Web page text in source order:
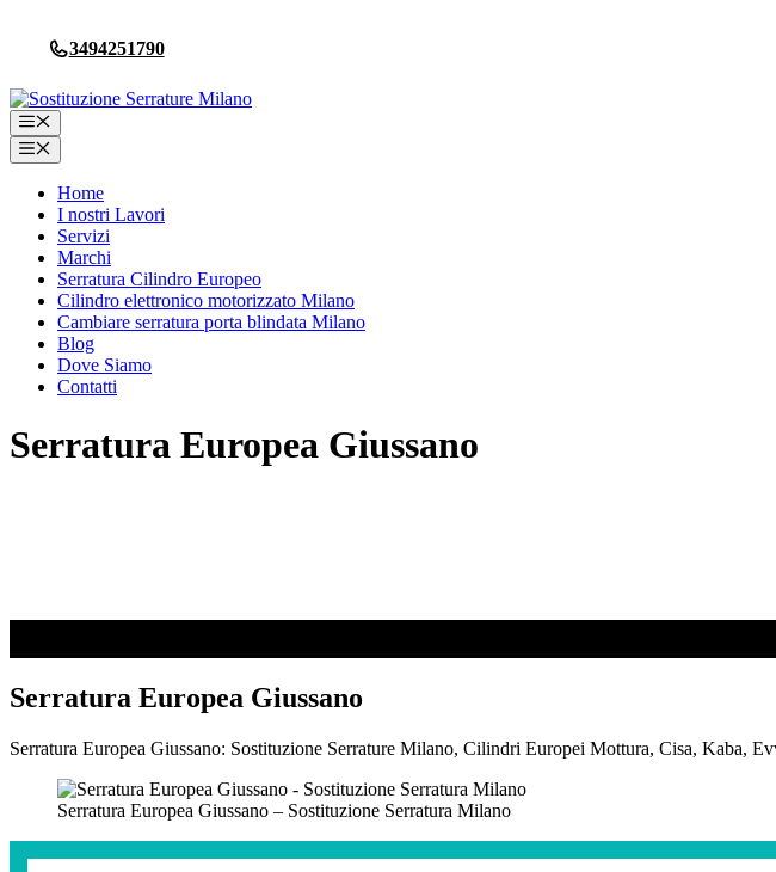
contenuto
3494251790
Menu
Menu
Home
I nostri Lavori
Servizi
Marchi
Serratura Cilindro Europeo
Cilindro elettronico motorizzato Milano
Cambiare serratura porta blindata Milano
Blog
Dove Siamo
Contatti
Serratura Europea Giussano
Serratura Europea Giussano
Serratura Europea Giussano: Sostituzione Serrature Milano, Cilindri Europei Mottura, Cisa, Kaba,
Serratura Europea Giussano – Sostituzione Serratura Milano